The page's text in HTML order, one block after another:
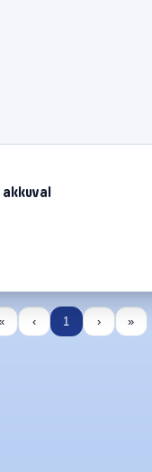
akkuval
‹ 1 › »